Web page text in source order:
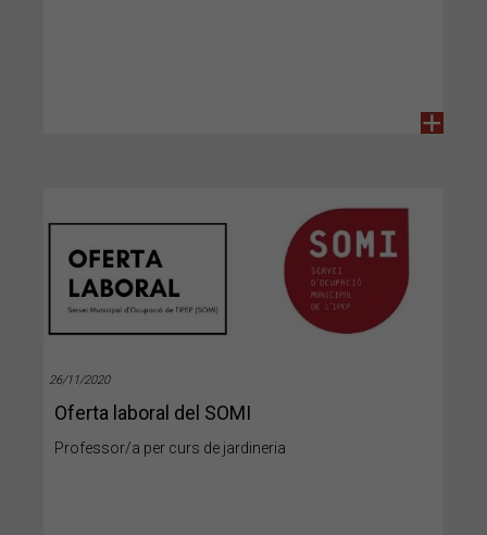
+
26/11/2020
Oferta laboral del SOMI
Professor/a per curs de jardineria